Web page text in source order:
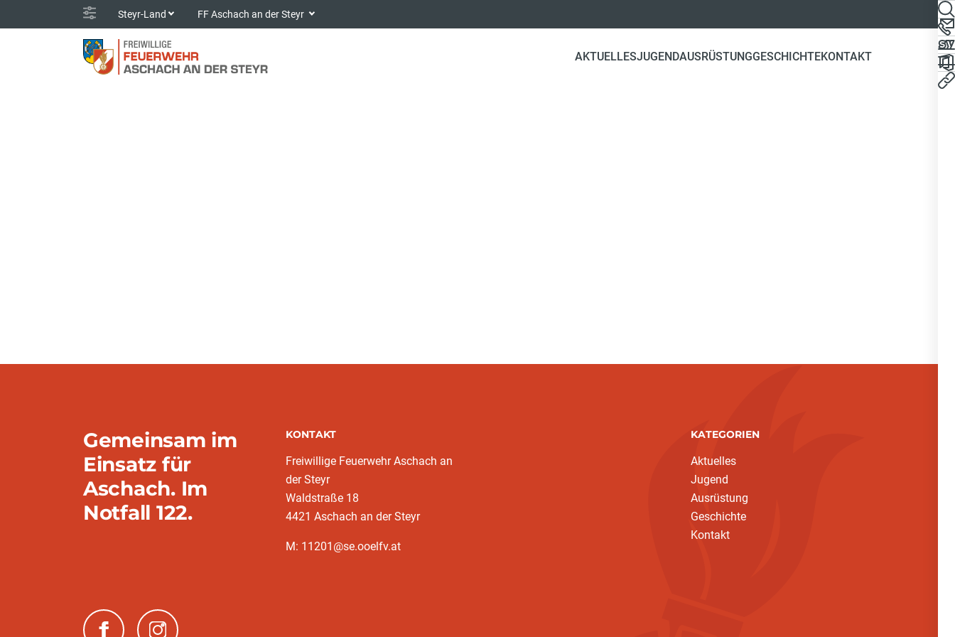
Steyr-Land FF Aschach an der Steyr
AKTUELLESJUGENDAUSRÜSTUNGGESCHICHTEKONTAKT
Gemeinsam im
Einsatz für
Aschach. Im
Notfall 122.
KONTAKT
Freiwillige Feuerwehr Aschach an
der Steyr
Waldstraße 18
4421 Aschach an der Steyr
M: 11201@se.ooelfv.at
KATEGORIEN
Aktuelles
Jugend
Ausrüstung
Geschichte
Kontakt